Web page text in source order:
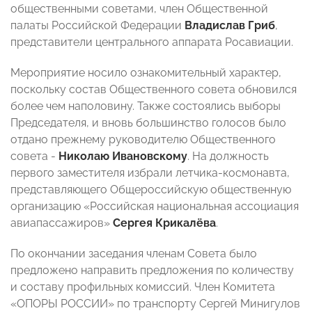
общественными советами, член Общественной
палаты Российской Федерации Владислав Гриб,
представители центрального аппарата Росавиации.
Мероприятие носило ознакомительный характер,
поскольку состав Общественного совета обновился
более чем наполовину. Также состоялись выборы
Председателя, и вновь большинство голосов было
отдано прежнему руководителю Общественного
совета - Николаю Ивановскому. На должность
первого заместителя избрали летчика-космонавта,
представляющего Общероссийскую общественную
организацию «Российская национальная ассоциация
авиапассажиров» Сергея Крикалёва.
По окончании заседания членам Совета было
предложено направить предложения по количеству
и составу профильных комиссий. Член Комитета
«ОПОРЫ РОССИИ» по транспорту Сергей Минигулов